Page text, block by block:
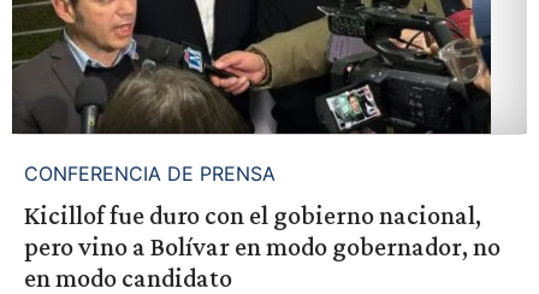
CONFERENCIA DE PRENSA
Kicillof fue duro con el gobierno nacional,
pero vino a Bolívar en modo gobernador, no
en modo candidato